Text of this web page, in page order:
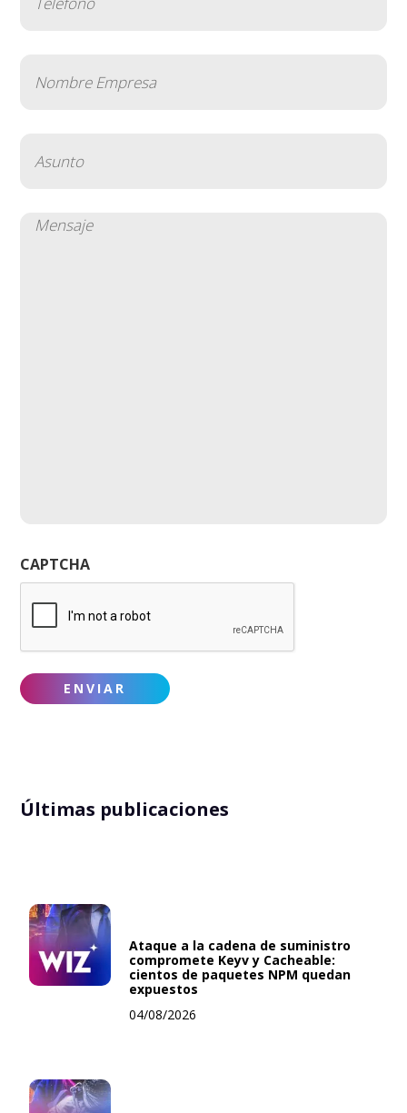
(Obligatorio)
Empresa
(Obligatorio)
Mensaje
CAPTCHA
Últimas publicaciones
Ataque a la cadena de suministro
compromete Keyv y Cacheable:
cientos de paquetes NPM quedan
expuestos
04/08/2026